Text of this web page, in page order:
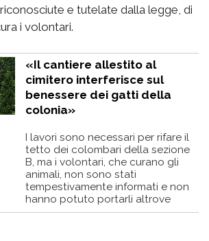
e tutelate dalla legge, di
i volontari.
«Il cantiere allestito al
cimitero interferisce sul
benessere dei gatti della
colonia»
I lavori sono necessari per rifare il
tetto dei colombari della sezione
B, ma i volontari, che curano gli
animali, non sono stati
tempestivamente informati e non
hanno potuto portarli altrove